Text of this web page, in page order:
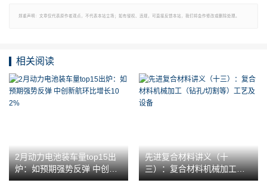
郑重声明：文章仅代表原作者观点，不代表本站立场；如有侵权、违规，可直接反馈本站，我们将会作修改或删除处理。
相关阅读
2月动力电池装车量top15出
炉：如预期强势反弹 中创新
航环比增长102%
先进复合材料讲义（十
三）：复合材料机械加工
（钻孔/切割等）工艺及设备